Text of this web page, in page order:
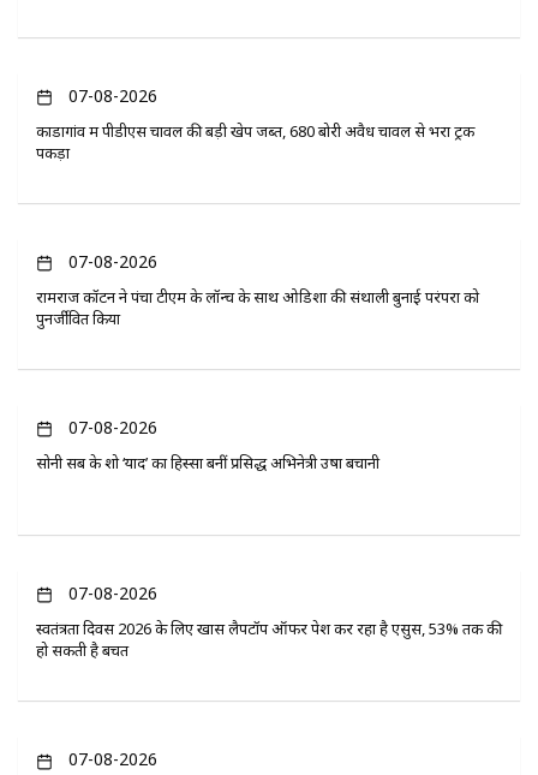
07-08-2026
कोंडागांव में पीडीएस चावल की बड़ी खेप जब्त, 680 बोरी अवैध चावल से भरा ट्रक
पकड़ा
07-08-2026
रामराज कॉटन ने पंचा टीएम के लॉन्च के साथ ओडिशा की संथाली बुनाई परंपरा को
पुनर्जीवित किया
07-08-2026
सोनी सब के शो ‘यादें’ का हिस्सा बनीं प्रसिद्ध अभिनेत्री उषा बचानी
07-08-2026
स्वतंत्रता दिवस 2026 के लिए खास लैपटॉप ऑफर पेश कर रहा है एसुस, 53% तक की
हो सकती है बचत
07-08-2026